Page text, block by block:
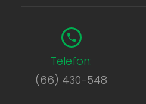
Telefon:
(66) 430-548